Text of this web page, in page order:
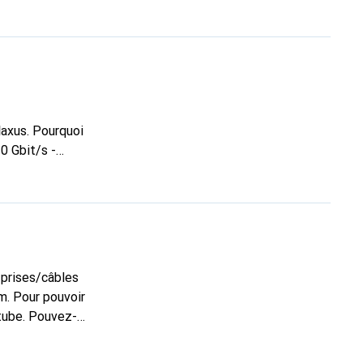
Gbit/s -
2.5mm.) - A
Pourrait-
le produit :
je transporte
1Gig,
Et je coupe le
... mais
câbles
Pour pouvoir
Pouvez-
produit. :-(